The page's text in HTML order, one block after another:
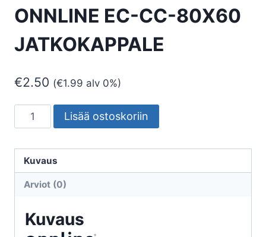
ONNLINE EC-CC-80X60
JATKOKAPPALE
€2.50 (€1.99 alv 0%)
ASENNUSKANAVA
ONNLINE
CC-
80X60
JATKOKAPPALE
Lisää ostoskoriin
Kuvaus
Arviot (0)
Kuvaus